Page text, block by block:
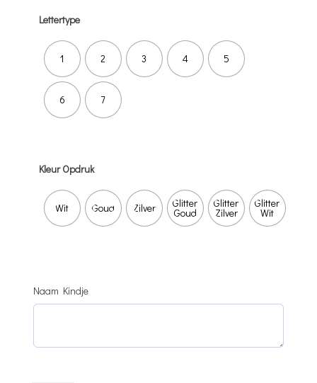
Lettertype
1 2 3 4 5
6 7
Kleur Opdruk
Wit Goud Zilver Glitter
Goud
Glitter
Zilver
Glitter
Wit
Naam Kindje